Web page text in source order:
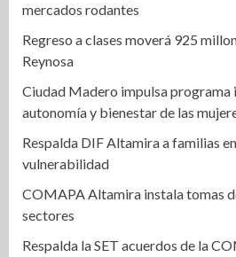
mercados rodantes
Regreso a clases moverá 925
Reynosa
Ciudad Madero impulsa
autonomía y bienestar de las
Respalda DIF Altamira a familias
vulnerabilidad
COMAPA Altamira instala tomas
sectores
Respalda la SET acuerdos de la